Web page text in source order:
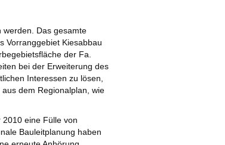
werden. Das gesamte
Vorranggebiet Kiesabbau
der Fa.
bei der Erweiterung des
Interessen zu lösen,
dem Regionalplan, wie
eine Fülle von
Bauleitplanung haben